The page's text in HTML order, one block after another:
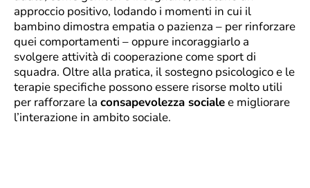
approccio positivo, lodando i momenti in cui il
bambino dimostra empatia o pazienza – per rinforzare
quei comportamenti – oppure incoraggiarlo a
svolgere attività di cooperazione come sport di
squadra. Oltre alla pratica, il sostegno psicologico e le
terapie specifiche possono essere risorse molto utili
per rafforzare la consapevolezza socialee migliorare
l’interazione in ambito sociale.